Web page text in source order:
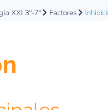
XXI 3º-7º Factores